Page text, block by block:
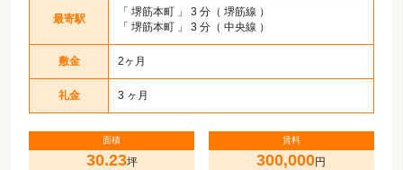
最寄駅
「 堺筋本町 」 3 分（ 堺筋線 ）
「 堺筋本町 」 3 分（ 中央線 ）
敷金 2ヶ月
礼金 3 ヶ月
面積
30.23坪
賃料
300,000円